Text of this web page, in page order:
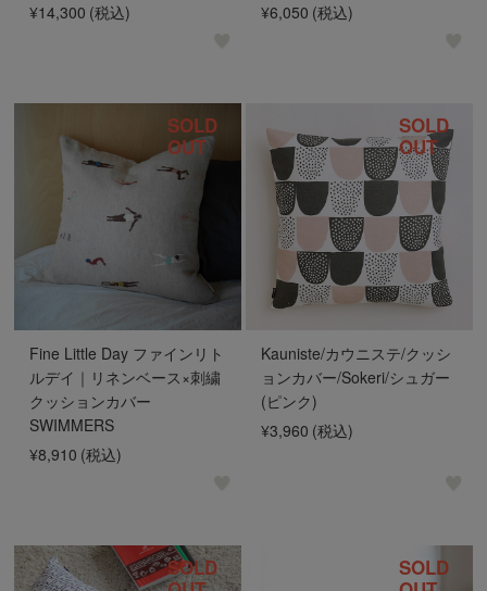
¥14,300 (税込)
¥6,050 (税込)
Fine Little Day ファインリト
ルデイ｜リネンベース×刺繍
クッションカバー
SWIMMERS
¥8,910 (税込)
SOLD
OUT
Kauniste/カウニステ/クッシ
ョンカバー/Sokeri/シュガー
(ピンク)
¥3,960 (税込)
SOLD
OUT
SOLD
SOLD